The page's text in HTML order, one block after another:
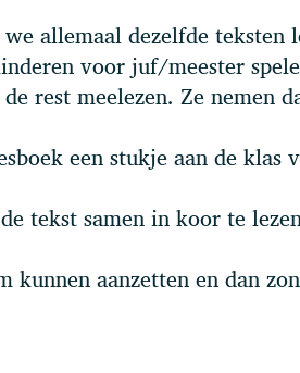
allemaal dezelfde
voor juf/meester
rest meelezen. Ze nemen
een stukje aan de klas
tekst samen in koor te
kunnen aanzetten en dan